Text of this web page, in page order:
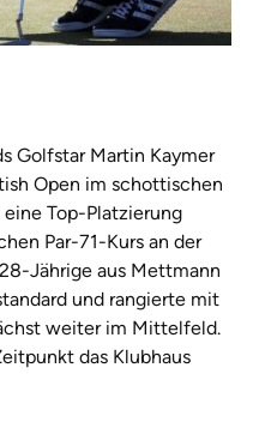
Golfstar Martin Kaymer
Open im schottischen
Top-Platzierung
Par-71-Kurs an der
Jährige aus Mettmann
und rangierte mit
weiter im Mittelfeld.
das Klubhaus